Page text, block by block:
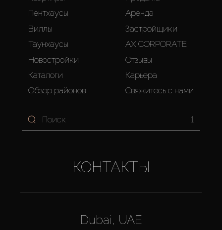
Пентхаусы
Виллы
Таунхаусы
Новостройки
Каталоги
Обзор районов
Аренда
Застройщики
AX CORPORATE
Отзывы
Карьера
Свяжитесь с нами
1
КОНТАКТЫ
Dubai, UAE